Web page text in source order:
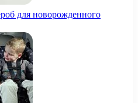
для новорожденного